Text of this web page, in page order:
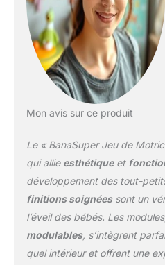
de
la
La
sols
Mon avis sur ce produit
Le « BanaSuper Jeu de
qui allie esthétiqueet
développement des tout-
finitions soignéessont un
l’éveil des bébés. Les
modulables, s’intègrent
quel intérieur et offrent une